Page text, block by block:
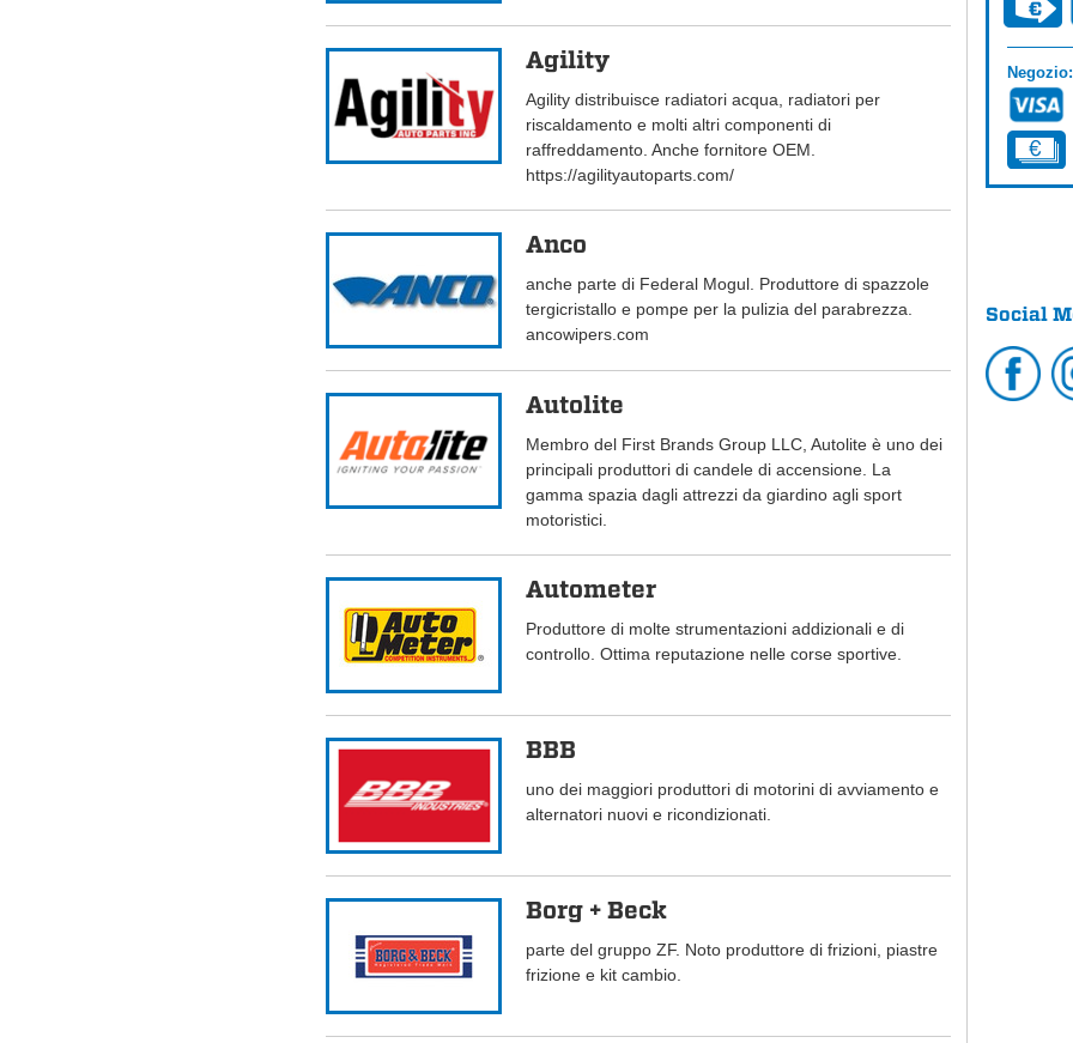
Agility
Agility distribuisce radiatori acqua, radiatori per
riscaldamento e molti altri componenti di
raffreddamento. Anche fornitore OEM.
https://agilityautoparts.com/
Anco
anche parte di Federal Mogul. Produttore di spazzole
tergicristallo e pompe per la pulizia del parabrezza.
ancowipers.com
Autolite
Membro del First Brands Group LLC, Autolite è uno dei
principali produttori di candele di accensione. La
gamma spazia dagli attrezzi da giardino agli sport
motoristici.
Autometer
Produttore di molte strumentazioni addizionali e di
controllo. Ottima reputazione nelle corse sportive.
BBB
uno dei maggiori produttori di motorini di avviamento e
alternatori nuovi e ricondizionati.
Borg + Beck
parte del gruppo ZF. Noto produttore di frizioni, piastre
frizione e kit cambio.
Negozio:
Social